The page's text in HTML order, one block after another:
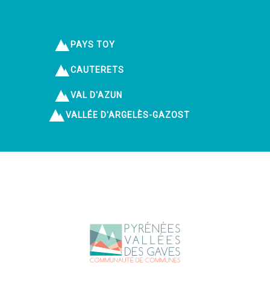
PAYS TOY
CAUTERETS
VAL D'AZUN
VALLÉE D'ARGELÈS-GAZOST